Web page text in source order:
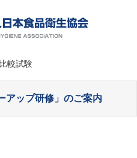
較試験
アップ研修」のご案内